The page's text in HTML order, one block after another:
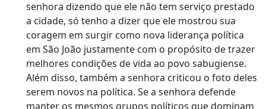
senhora dizendo que ele não tem serviço prestado
a cidade, só tenho a dizer que ele mostrou sua
coragem em surgir como nova liderança política
em São João justamente com o propósito de trazer
melhores condições de vida ao povo sabugiense.
Além disso, também a senhora criticou o foto deles
serem novos na política. Se a senhora defende
manter os mesmos grupos políticos que dominam